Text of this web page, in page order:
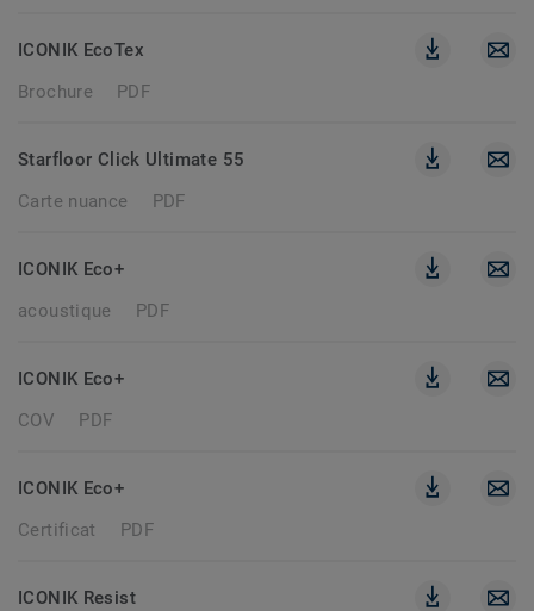
ICONIK EcoTex
Brochure
PDF
Starfloor Click Ultimate 55
Carte nuance
PDF
ICONIK Eco+
acoustique
PDF
ICONIK Eco+
COV
PDF
ICONIK Eco+
Certificat
PDF
ICONIK Resist